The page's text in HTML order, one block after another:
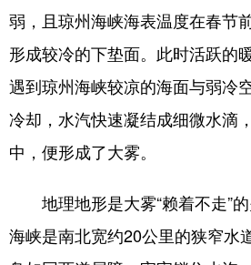
弱，且琼州海峡海表温度在春节
形成较冷的下垫面。此时活跃的
遇到琼州海峡较凉的海面与弱冷
冷却，水汽快速凝结成细微水滴
中，便形成了大雾。
地理地形是大雾“赖着不走”的
海峡是南北宽约20公里的狭窄水